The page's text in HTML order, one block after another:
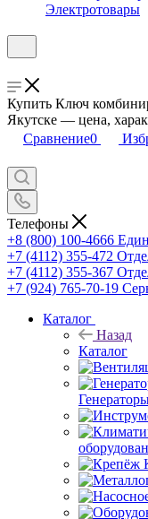
Электротовары
Купить Ключ
Якутске — цена,
Сравнение0
Телефоны
+8 (800) 100-4666
+7 (4112) 355-472
+7 (4112) 355-367
+7 (924) 765-70-19
Каталог
Назад
Каталог